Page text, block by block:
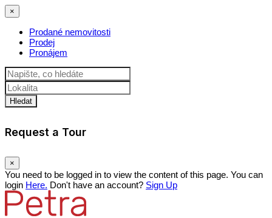
×
Prodané nemovitosti
Prodej
Pronájem
Hledat
Request a Tour
×
You need to be logged in to view the content of this page. You can
login Here. Don't have an account? Sign Up